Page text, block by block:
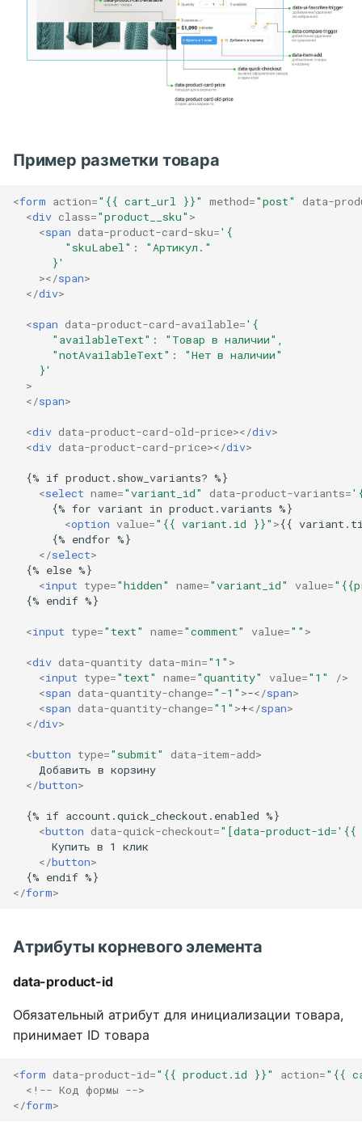
h
preview.jpg
info.json
Примеры
data-product-json
data-product-without-
many-variants
элементов
data-product-variants
data-quantity
data-quantity-change
data-item-add
data-add-cart-counter
data-product-card-
data-quick-checkout
data-product-card-
price
data-product-card-
price-from-cart
zero-price-text
data-product-card-old-
price
data-product-card-
available
name="comment"
Селектор модификаций
для шаблона селектора
модификаций
модификаций
Методы класса Products
Пример разметки товара
<form action="{{ cart_url }}" method="post"
data-
<div class="product__sku" >
<span data-product-card-sku='{
        "skuLabel": "Артикул."
      }'
></span>
</div>
<span data-product-card-available='{
      "availableText": "Товар в наличии",
      "notAvailableText": "Нет в наличии"
    }'
>
</span>
<div data-product-card-old-price></div>
<div data-product-card-price></div>
  {% if product.show_variants? %}
<select name="variant_id" data-product-variants=
      {% for variant in product.variants %}
<option value="{{ variant.id }}" >{{
      {% endfor %}
</select>
  {% else %}
<input type="hidden" name="variant_id" value=
  {% endif %}
<input type="text" name="comment" value="" >
<div data-quantity data-min="1" >
<input type="text" name="quantity" value="1"
/>
<span data-quantity-change="-1" >-</span>
<span data-quantity-change="1" >+</span>
</div>
<button type="submit" data-item-add>
    Добавить в корзину
</button>
  {% if account.quick_checkout.enabled %}
<button data-quick-checkout="[data-product-
      Купить в 1 клик
</button>
</form>
Атрибуты корневого элемента
data-product-id
Обязательный атрибут для инициализации товара,
принимает ID товара
<form data-product-id="{{ product.id }}" action="{{
<!-- Код формы -->
</form>